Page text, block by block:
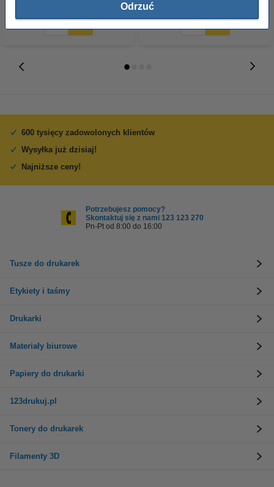
Odrzuć
600 tysięcy zadowolonych klientów
Wysyłka już dzisiaj!
Najniższe ceny!
Potrzebujesz pomocy?
Skontaktuj się z nami 123 123 270
Pn-Pt od 8:00 do 16:00
Tusze do drukarek
Etykiety i taśmy
Drukarki
Materiały biurowe
Papiery do drukarki
123drukuj.pl
Tonery do drukarek
Filamenty 3D